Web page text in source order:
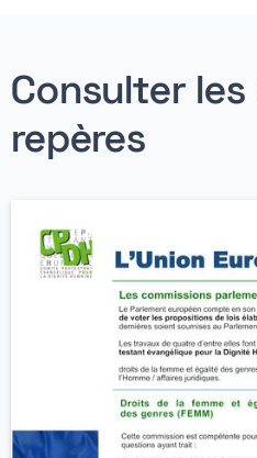
Consulter
repères